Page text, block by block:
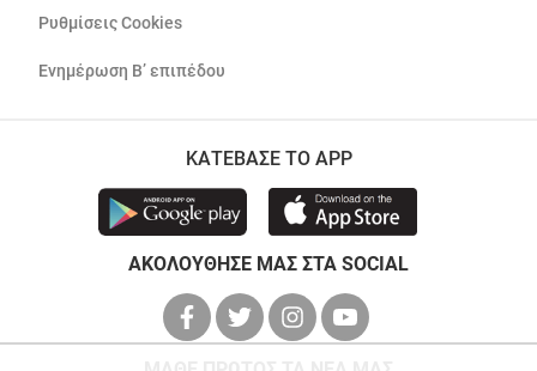
Ρυθμίσεις Cookies
Ενημέρωση Β’ επιπέδου
ΚΑΤΕΒΑΣΕ ΤΟ APP
ΑΚΟΛΟΥΘΗΣΕ ΜΑΣ ΣΤΑ SOCIAL